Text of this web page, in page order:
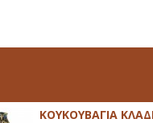
ΚΟΥΚΟΥΒΑΓΙΑ